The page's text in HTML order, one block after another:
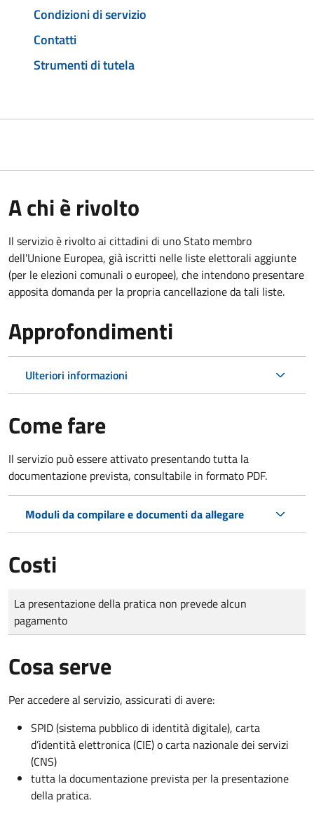
Condizioni di servizio
Contatti
Strumenti di tutela
A chi è rivolto
Il servizio è rivolto ai cittadini di uno Stato membro
dell'Unione Europea, già iscritti nelle liste elettorali aggiunte
(per le elezioni comunali o europee), che intendono presentare
apposita domanda per la propria cancellazione da tali liste.
Approfondimenti
Ulteriori informazioni
Come fare
Il servizio può essere attivato presentando tutta la
documentazione prevista, consultabile in formato PDF.
Moduli da compilare e documenti da allegare
Costi
Tipo di pagamento
Importo
La presentazione della pratica non prevede alcun
pagamento
Cosa serve
Per accedere al servizio, assicurati di avere:
SPID (sistema pubblico di identità digitale), carta
d’identità elettronica (CIE) o carta nazionale dei servizi
(CNS)
tutta la documentazione prevista per la presentazione
della pratica.